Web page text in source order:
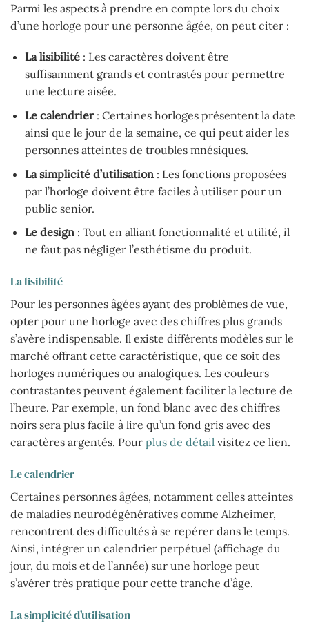
Parmi les aspects à prendre en compte lors du choix
d’une horloge pour une personne âgée, on peut citer :
La lisibilité: Les caractères doivent être
suffisamment grands et contrastés pour permettre
une lecture aisée.
Le calendrier: Certaines horloges présentent la date
ainsi que le jour de la semaine, ce qui peut aider les
personnes atteintes de troubles mnésiques.
La simplicité d’utilisation: Les fonctions proposées
par l’horloge doivent être faciles à utiliser pour un
public senior.
Le design: Tout en alliant fonctionnalité et utilité, il
ne faut pas négliger l’esthétisme du produit.
La lisibilité
Pour les personnes âgées ayant des problèmes de vue,
opter pour une horloge avec des chiffres plus grands
s’avère indispensable. Il existe différents modèles sur le
marché offrant cette caractéristique, que ce soit des
horloges numériques ou analogiques. Les couleurs
contrastantes peuvent également faciliter la lecture de
l’heure. Par exemple, un fond blanc avec des chiffres
noirs sera plus facile à lire qu’un fond gris avec des
caractères argentés. Pour plus de détail visitez ce lien.
Le calendrier
Certaines personnes âgées, notamment celles atteintes
de maladies neurodégénératives comme Alzheimer,
rencontrent des difficultés à se repérer dans le temps.
Ainsi, intégrer un calendrier perpétuel (affichage du
jour, du mois et de l’année) sur une horloge peut
s’avérer très pratique pour cette tranche d’âge.
La simplicité d’utilisation